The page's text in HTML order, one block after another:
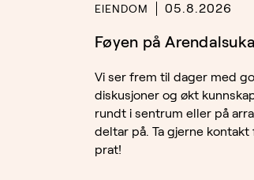
EIENDOM 05.8.2026
Føyen på
Vi ser frem til dager med
diskusjoner og økt
rundt i sentrum eller på
deltar på. Ta gjerne kontakt
prat!